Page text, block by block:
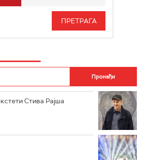
РАДИО БЕОГРАД 3
РАДИО РОКЕНРОЛЕР
РАДИО ЏЕЗЕР
ИНФО
Стива Рајша